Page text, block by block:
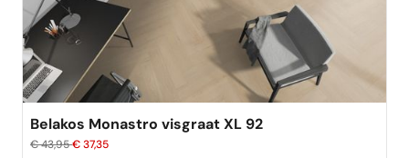
Belakos Monastro visgraat XL 92
€ 43,95€ 37,35